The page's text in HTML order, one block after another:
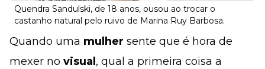
Quendra Sandulski, de 18 anos, ousou ao trocar o
castanho natural pelo ruivo de Marina Ruy Barbosa.
Quando uma mulher sente que é hora de
mexer no visual , qual a primeira coisa a